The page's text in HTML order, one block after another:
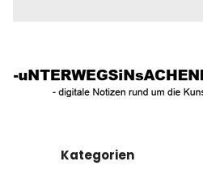
Kategorien